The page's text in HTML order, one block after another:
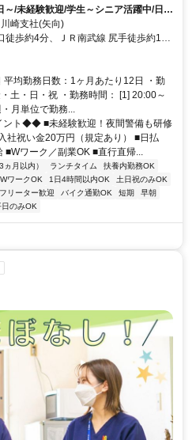
～/未経験歓迎/学生～シニア活躍中/日払
崎支社(矢向)
歩約4分、ＪＲ南武線 尻手徒歩約14
歩約26分 (面接地/川崎支社)神奈川県
川崎トーセイビル５Ｆ
均勤務日数：1ヶ月あたり12日 ・勤
土・日・祝 ・勤務時間： [1] 20:00～
月単位で勤務...
ト◆◆ ■未経験歓迎！夜間警備も研修
社祝い金20万円（規定あり） ■日払
ワーク／副業OK ■直行直帰...
ヵ月以内） ランチタイム
扶養内勤務OK
ワークOK 1日4時間以内OK
土日祝のみOK
フリーター歓迎 バイク通勤OK 短期
早朝
日のみOK